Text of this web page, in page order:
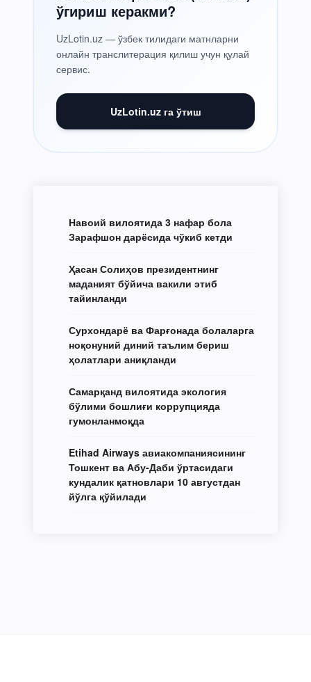
ўгириш керакми?
UzLotin.uz — ўзбек тилидаги матнларни
онлайн транслитерация қилиш учун қулай
сервис.
UzLotin.uz га ўтиш
Навоий вилоятида 3 нафар бола
Зарафшон дарёсида чўкиб кетди
Ҳасан Солиҳов президентнинг
маданият бўйича вакили этиб
тайинланди
Сурхондарё ва Фарғонада болаларга
ноқонуний диний таълим бериш
ҳолатлари аниқланди
Самарқанд вилоятида экология
бўлими бошлиғи коррупцияда
гумонланмоқда
Etihad Airways авиакомпаниясининг
Тошкент ва Абу-Даби ўртасидаги
кундалик қатновлари 10 августдан
йўлга қўйилади